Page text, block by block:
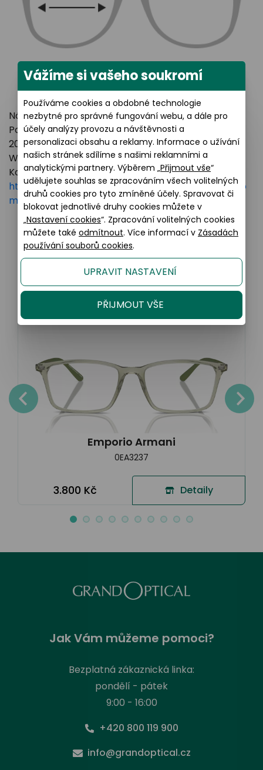
Název výrobce: LUXOTTICA GROUP
Poštovní adresa: Piazzale Luigi Cadorna 3 Milano,
20123 Italy
Webové stránky:https://www.essilorluxottica.com
Kontakt:
https://www.essilorluxottica.com/en/brands/custo
mer-care
Podobné produkty
Emporio Armani
0EA3237
3.800 Kč Detaily
Jak Vám můžeme pomoci?
Bezplatná zákaznická linka:
pondělí - pátek
9:00 - 16:00
+420 800 119 900
info@grandoptical.cz
Vážíme si vašeho soukromí
Používáme cookies a obdobné technologie
nezbytné pro správné fungování webu, a dále pro
účely analýzy provozu a návštěvnosti a
personalizaci obsahu a reklamy. Informace o užívání
našich stránek sdílíme s našimi reklamními a
analytickými partnery. Výběrem „Přijmout vše“
udělujete souhlas se zpracováním všech volitelných
druhů cookies pro tyto zmíněné účely. Spravovat či
blokovat jednotlivé druhy cookies můžete v
„Nastavení cookies“. Zpracování volitelných cookies
můžete také odmítnout. Více informací v Zásadách
používání souborů cookies.
UPRAVIT NASTAVENÍ
PŘIJMOUT VŠE